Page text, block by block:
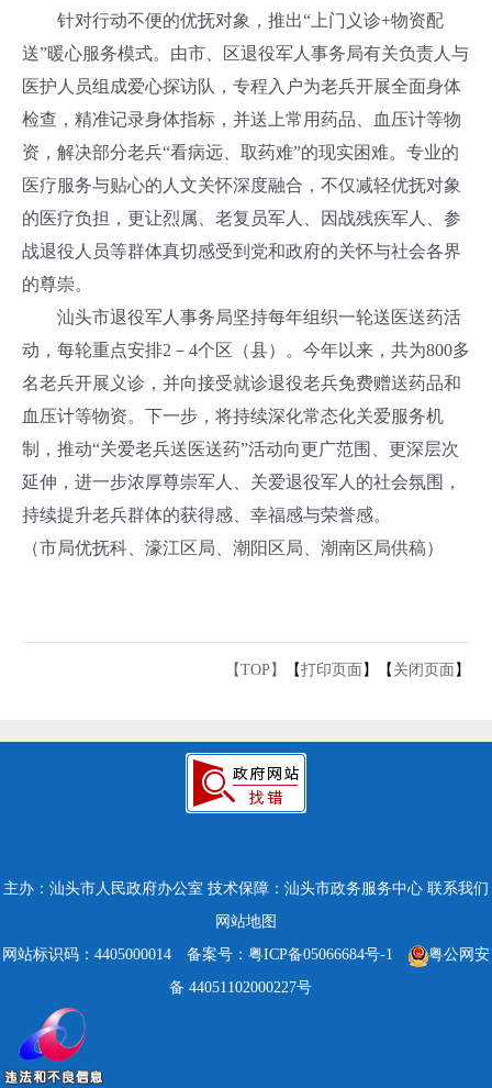
针对行动不便的优抚对象，推出“上门义诊+物资配
送”暖心服务模式。由市、区退役军人事务局有关负责人与
医护人员组成爱心探访队，专程入户为老兵开展全面身体
检查，精准记录身体指标，并送上常用药品、血压计等物
资，解决部分老兵“看病远、取药难”的现实困难。专业的
医疗服务与贴心的人文关怀深度融合，不仅减轻优抚对象
的医疗负担，更让烈属、老复员军人、因战残疾军人、参
战退役人员等群体真切感受到党和政府的关怀与社会各界
的尊崇。
汕头市退役军人事务局坚持每年组织一轮送医送药活
动，每轮重点安排2－4个区（县）。今年以来，共为800多
名老兵开展义诊，并向接受就诊退役老兵免费赠送药品和
血压计等物资。下一步，将持续深化常态化关爱服务机
制，推动“关爱老兵送医送药”活动向更广范围、更深层次
延伸，进一步浓厚尊崇军人、关爱退役军人的社会氛围，
持续提升老兵群体的获得感、幸福感与荣誉感。
（市局优抚科、濠江区局、潮阳区局、潮南区局供稿）
【TOP】 【打印页面 】【 关闭页面 】
主办：汕头市人民政府办公室 技术保障：汕头市政务服务中心 联系我们
网站地图
网站标识码：4405000014
备案号：粤ICP备05066684号-1
粤公网安
备 44051102000227号